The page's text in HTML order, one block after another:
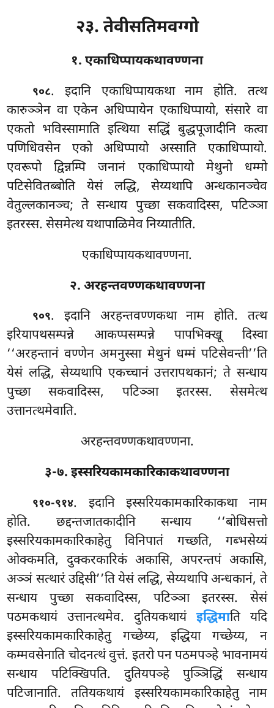
२३. तेवीसतिमवग्गो
१. एकाधिप्पायकथावण्णना
९०८. इदानि एकाधिप्पायकथा नाम होति. तत्थ
कारुञ्ञेन वा एकेन अधिप्पायेन एकाधिप्पायो, संसारे वा
एकतो भविस्सामाति इत्थिया सद्धिं बुद्धपूजादीनि कत्वा
पणिधिवसेन एको अधिप्पायो अस्साति एकाधिप्पायो.
एवरूपो द्विन्नम्पि जनानं एकाधिप्पायो मेथुनो धम्मो
पटिसेवितब्बोति येसं लद्धि, सेय्यथापि अन्धकानञ्चेव
वेतुल्लकानञ्च; ते सन्धाय पुच्छा सकवादिस्स, पटिञ्ञा
इतरस्स. सेसमेत्थ यथापाळिमेव निय्यातीति.
एकाधिप्पायकथावण्णना.
२. अरहन्तवण्णकथावण्णना
९०९. इदानि अरहन्तवण्णकथा नाम होति. तत्थ
इरियापथसम्पन्ने आकप्पसम्पन्ने पापभिक्खू दिस्वा
‘‘अरहन्तानं वण्णेन अमनुस्सा मेथुनं धम्मं पटिसेवन्ती’’ति
येसं लद्धि, सेय्यथापि एकच्चानं उत्तरापथकानं; ते सन्धाय
पुच्छा सकवादिस्स, पटिञ्ञा इतरस्स. सेसमेत्थ
उत्तानत्थमेवाति.
अरहन्तवण्णकथावण्णना.
३-७. इस्सरियकामकारिकाकथावण्णना
९१०-९१४. इदानिइस्सरियकामकारिकाकथा नाम
होति. छद्दन्तजातकादीनि सन्धाय ‘‘बोधिसत्तो
इस्सरियकामकारिकाहेतु विनिपातं गच्छति, गब्भसेय्यं
ओक्कमति, दुक्करकारिकं अकासि, अपरन्तपं अकासि,
अञ्ञं सत्थारं उद्दिसी’’ति येसं लद्धि, सेय्यथापि अन्धकानं, ते
सन्धाय पुच्छा सकवादिस्स, पटिञ्ञा इतरस्स. सेसं
पठमकथायं उत्तानत्थमेव. दुतियकथायं इद्धिमाति यदि
इस्सरियकामकारिकाहेतु गच्छेय्य, इद्धिया गच्छेय्य, न
कम्मवसेनाति चोदनत्थं वुत्तं. इतरो पन पठमपञ्हे भावनामयं
सन्धाय पटिक्खिपति. दुतियपञ्हे पुञ्ञिद्धिं सन्धाय
पटिजानाति. ततियकथायं इस्सरियकामकारिकाहेतु नाम